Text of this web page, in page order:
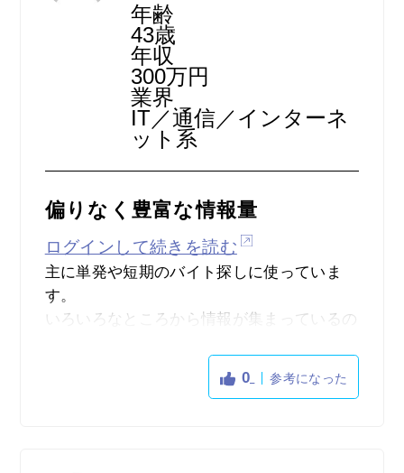
年齢
43歳
年収
300万円
業界
IT／通信／インターネ
ット系
偏りなく豊富な情報量
ログインして続きを読む
主に単発や短期のバイト探しに使っていま
す。
いろいろなところから情報が集まっているの
0 参考になった